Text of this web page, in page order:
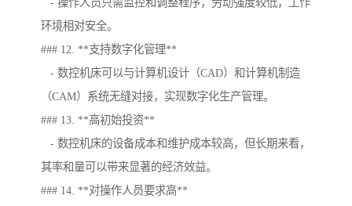
- 操作人员只需监控和调整程序，劳动强度较低，工作
环境相对安全。
### 12. **支持数字化管理**
- 数控机床可以与计算机设计（CAD）和计算机制造
（CAM）系统无缝对接，实现数字化生产管理。
### 13. **高初始投资**
- 数控机床的设备成本和维护成本较高，但长期来看，
其率和量可以带来显著的经济效益。
### 14. **对操作人员要求高**